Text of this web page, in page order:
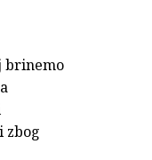
brinemo
zbog